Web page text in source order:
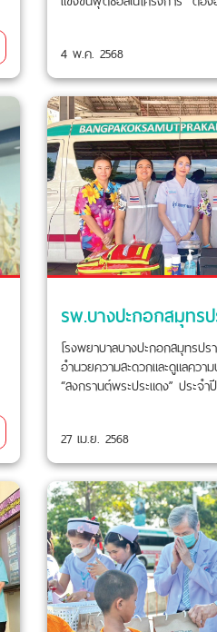
4 พ.ค. 2568
โรงพยาบาลบางปะกอกสมุทรป
อำนวยความสะดวกและดูแลควา
“สงกรานต์พระประแดง” ประจำ
27 เม.ย. 2568